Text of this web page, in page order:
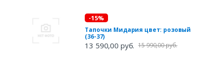
-15%
Тапочки Мидария цвет: розовый
(36-37)
13 590,00 руб. 15 990,00 руб.